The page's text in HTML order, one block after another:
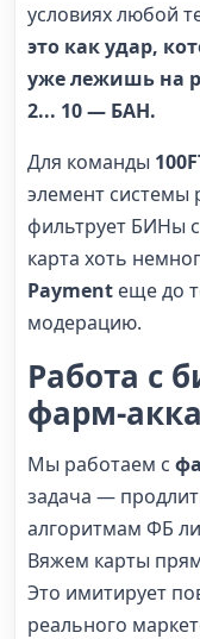
условиях любой
это как удар,
уже лежишь на
2... 10 — БАН.
Для команды
элемент системы
фильтрует БИНы
карта хоть
Payment еще до
модерацию.
Работа с
фарм-
Мы работаем с
задача —
алгоритмам ФБ
Вяжем карты
Это имитирует
реального